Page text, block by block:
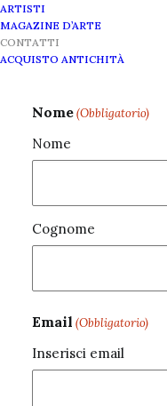
ARTISTI
MAGAZINE D’ARTE
CONTATTI
ACQUISTO ANTICHITÀ
Nome(Obbligatorio)
Nome
Cognome
Email (Obbligatorio)
Inserisci email